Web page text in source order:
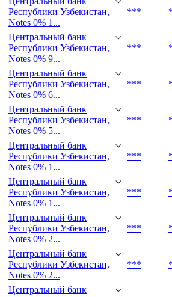
Центральный банк
Республики Узбекистан,
Notes 0% 1...
***
Центральный банк
Республики Узбекистан,
Notes 0% 1...
***
Центральный банк
Республики Узбекистан,
Notes 0% 9...
***
Центральный банк
Республики Узбекистан,
Notes 0% 6...
***
Центральный банк
Республики Узбекистан,
Notes 0% 5...
***
Центральный банк
Республики Узбекистан,
Notes 0% 1...
***
Центральный банк
Республики Узбекистан,
Notes 0% 1...
***
Центральный банк
Республики Узбекистан,
Notes 0% 2...
***
Центральный банк